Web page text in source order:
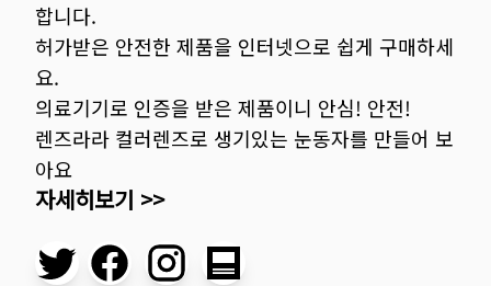
합니다.
허가받은 안전한 제품을 인터넷으로 쉽게 구매하세
요.
의료기기로 인증을 받은 제품이니 안심! 안전!
렌즈라라 컬러렌즈로 생기있는 눈동자를 만들어 보
아요
자세히보기 >>